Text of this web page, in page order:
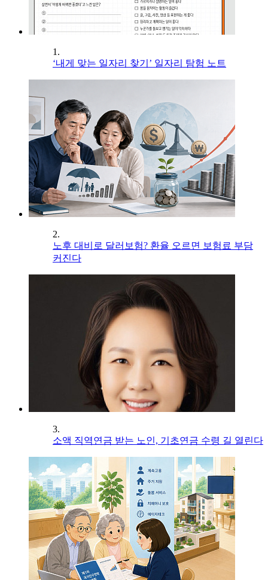
1.
‘내게 맞는 일자리 찾기’ 일자리 탐험 노트
2.
노후 대비로 달러보험? 환율 오르면 보험료 부담
커진다
3.
소액 직역연금 받는 노인, 기초연금 수령 길 열린다